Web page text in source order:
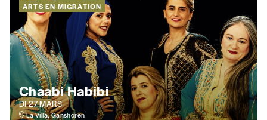
ARTS EN MIGRATION
Chaabi Habibi
DI 27 MARS
La Villa, Ganshoren